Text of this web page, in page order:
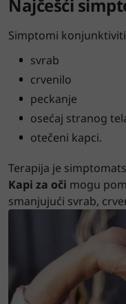
Najčešći
Simptomi
svrab
crvenilo
peckanje
osećaj stranog
otečeni kapci.
Terapija je
Kapi za oči mogu
smanjujući svrab,